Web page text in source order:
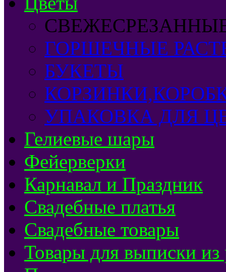
ГОРШЕЧНЫЕ
БУКЕТЫ
УПАКОВКА ДЛЯ
Гелиевые шары
Фейерверки
Карнавал и Праздник
Свадебные платья
Свадебные товары
Товары для выписки из